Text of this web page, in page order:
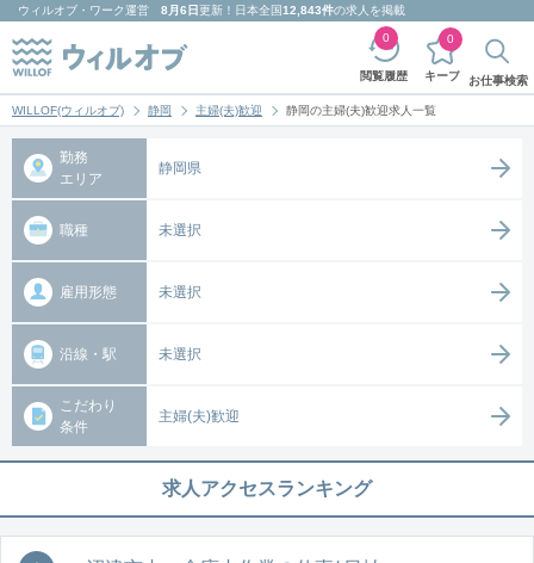
ウィルオブ・ワーク運営 8月6日更新！日本全国12,843件の求人を掲載
閲覧履歴
0
キープ
0
お仕事検索
WILLOF(ウィルオブ) 静岡 主婦(夫)歓迎 静岡の主婦(夫)歓迎求人一覧
勤務
エリア
静岡県
職種 未選択
雇用形態 未選択
沿線・駅 未選択
こだわり
条件
主婦(夫)歓迎
求人アクセスランキング